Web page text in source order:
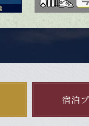
宿泊